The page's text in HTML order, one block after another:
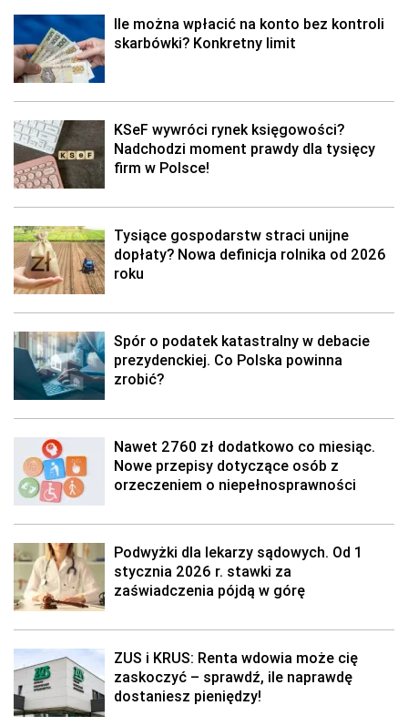
Ile można wpłacić na konto bez kontroli
skarbówki? Konkretny limit
KSeF wywróci rynek księgowości?
Nadchodzi moment prawdy dla tysięcy
firm w Polsce!
Tysiące gospodarstw straci unijne
dopłaty? Nowa definicja rolnika od 2026
roku
Spór o podatek katastralny w debacie
prezydenckiej. Co Polska powinna
zrobić?
Nawet 2760 zł dodatkowo co miesiąc.
Nowe przepisy dotyczące osób z
orzeczeniem o niepełnosprawności
Podwyżki dla lekarzy sądowych. Od 1
stycznia 2026 r. stawki za
zaświadczenia pójdą w górę
ZUS i KRUS: Renta wdowia może cię
zaskoczyć – sprawdź, ile naprawdę
dostaniesz pieniędzy!